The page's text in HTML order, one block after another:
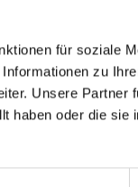
für soziale
zu
Unsere Partner
haben oder die sie